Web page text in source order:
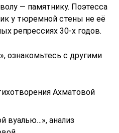
— памятнику. Поэтесса
у тюремной стены не её
репрессиях 30-х годов.
ознакомьтесь с другими
Ахматовой
вуалью…», анализ